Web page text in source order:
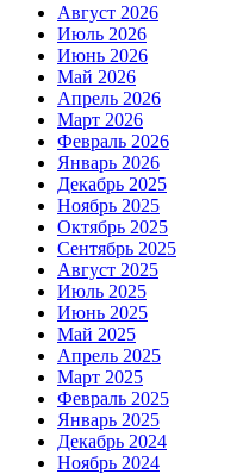
Август 2026
Июль 2026
Июнь 2026
Май 2026
Апрель 2026
Март 2026
Февраль 2026
Январь 2026
Декабрь 2025
Ноябрь 2025
Октябрь 2025
Сентябрь 2025
Август 2025
Июль 2025
Июнь 2025
Май 2025
Апрель 2025
Март 2025
Февраль 2025
Январь 2025
Декабрь 2024
Ноябрь 2024